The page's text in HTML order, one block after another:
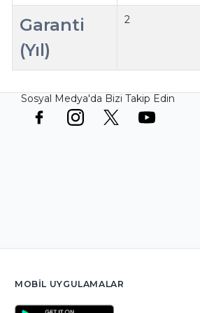
Garanti
(Yıl)
2
Sosyal Medya'da Bizi Takip Edin
MOBIL UYGULAMALAR